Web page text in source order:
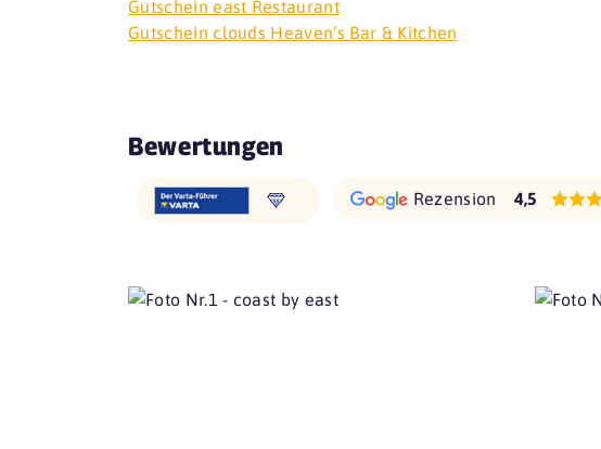
Gutschein east Restaurant
Gutschein clouds Heaven’s Bar & Kitchen
Bewertungen
Rezension 4,5